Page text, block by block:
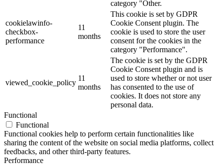
category "Other.
cookielawinfo-
checkbox-
performance
11
months
This cookie is set by GDPR
Cookie Consent plugin. The
cookie is used to store the user
consent for the cookies in the
category "Performance".
viewed_cookie_policy
11
months
The cookie is set by the GDPR
Cookie Consent plugin and is
used to store whether or not user
has consented to the use of
cookies. It does not store any
personal data.
Functional
Functional
Functional cookies help to perform certain functionalities like
sharing the content of the website on social media platforms, collect
feedbacks, and other third-party features.
Performance